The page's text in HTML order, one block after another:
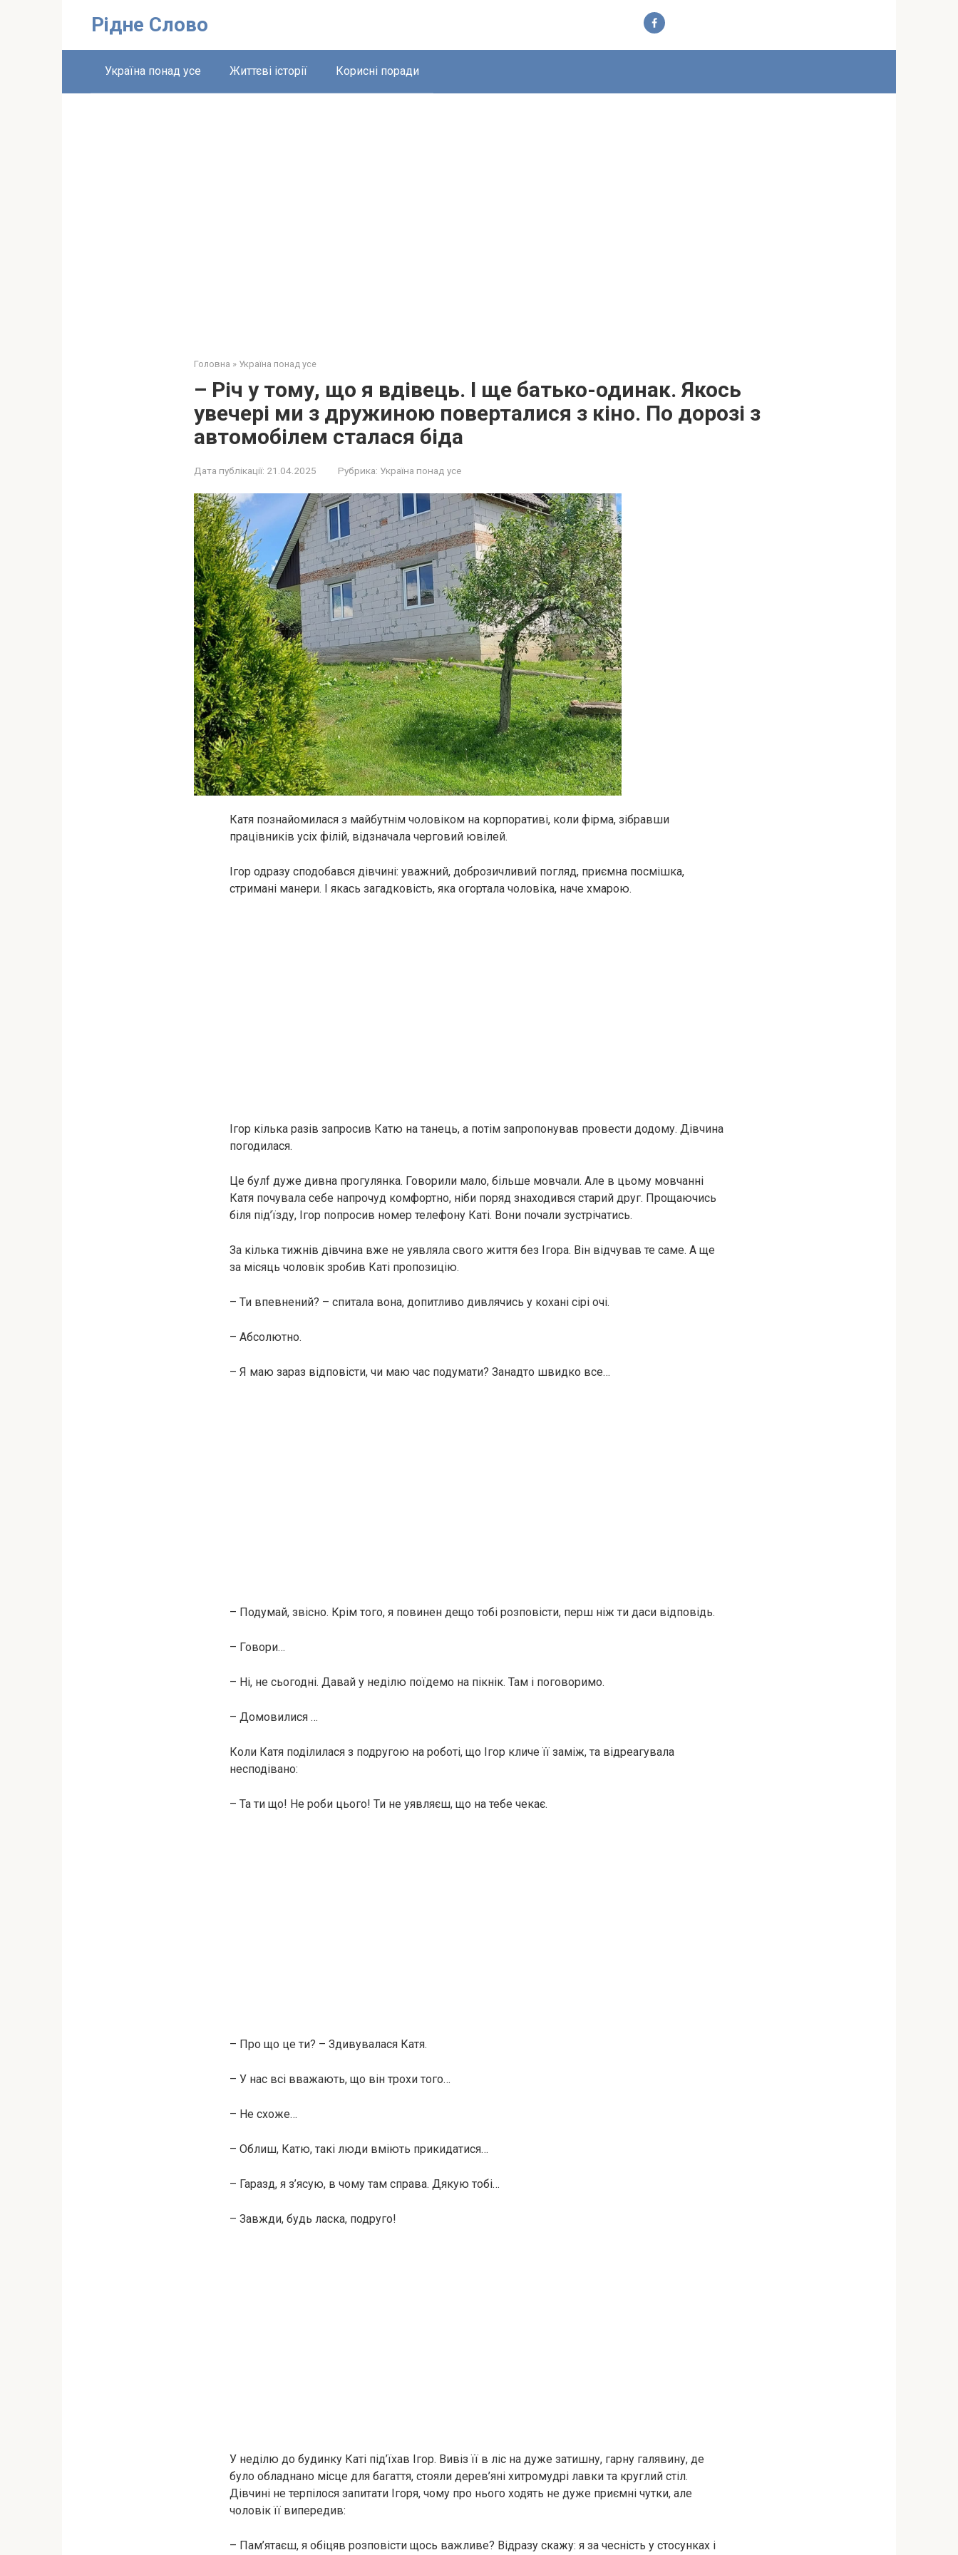
Рідне Слово
Україна понад усе Життєві історії Корисні поради
Головна » Україна понад усе
– Річ у тому, що я вдівець. І ще батько-одинак. Якось
увечері ми з дружиною поверталися з кіно. По дорозі з
автомобілем сталася біда
Дата публікації: 21.04.2025 Рубрика: Україна понад усе
Катя познайомилася з майбутнім чоловіком на корпоративі, коли фірма, зібравши
працівників усіх філій, відзначала черговий ювілей.
Ігор одразу сподобався дівчині: уважний, доброзичливий погляд, приємна посмішка,
стримані манери. І якась загадковість, яка огортала чоловіка, наче хмарою.
Ігор кілька разів запросив Катю на танець, а потім запропонував провести додому. Дівчина
погодилася.
Це булf дуже дивна прогулянка. Говорили мало, більше мовчали. Але в цьому мовчанні
Катя почувала себе напрочуд комфортно, ніби поряд знаходився старий друг. Прощаючись
біля під’їзду, Ігор попросив номер телефону Каті. Вони почали зустрічатись.
За кілька тижнів дівчина вже не уявляла свого життя без Ігора. Він відчував те саме. А ще
за місяць чоловік зробив Каті пропозицію.
– Ти впевнений? – спитала вона, допитливо дивлячись у кохані сірі очі.
– Абсолютно.
– Я маю зараз відповісти, чи маю час подумати? Занадто швидко все…
– Подумай, звісно. Крім того, я повинен дещо тобі розповісти, перш ніж ти даси відповідь.
– Говори…
– Ні, не сьогодні. Давай у неділю поїдемо на пікнік. Там і поговоримо.
– Домовилися …
Коли Катя поділилася з подругою на роботі, що Ігор кличе її заміж, та відреагувала
несподівано:
– Та ти що! Не роби цього! Ти не уявляєш, що на тебе чекає.
– Про що це ти? – Здивувалася Катя.
– У нас всі вважають, що він трохи того…
– Не схоже…
– Облиш, Катю, такі люди вміють прикидатися…
– Гаразд, я з’ясую, в чому там справа. Дякую тобі…
– Завжди, будь ласка, подруго!
У неділю до будинку Каті під’їхав Ігор. Вивіз її в ліс на дуже затишну, гарну галявину, де
було обладнано місце для багаття, стояли дерев’яні хитромудрі лавки та круглий стіл.
Дівчині не терпілося запитати Ігоря, чому про нього ходять не дуже приємні чутки, але
чоловік її випередив:
– Пам’ятаєш, я обіцяв розповісти щось важливе? Відразу скажу: я за чесність у стосунках і